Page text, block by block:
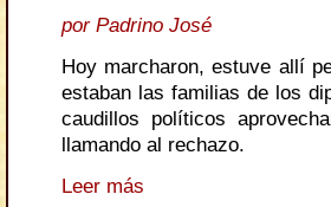
por Padrino José
Hoy marcharon, estuve allí
estaban las familias de los
caudillos políticos
llamando al rechazo.
Leer más